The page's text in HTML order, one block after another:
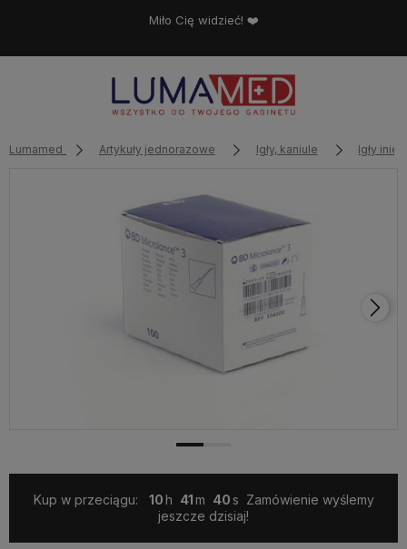
Miło Cię widzieć! ❤️
Lumamed Artykuły jednorazowe Igły, kaniule Igły
Kup w przeciągu: 10 41 39
Zamówienie wyślemy
jeszcze dzisiaj!